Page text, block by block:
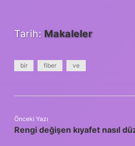
Tarih: Makaleler
bir fiber ve
Önceki Yazı
Rengi değişen kıyafet nasıl